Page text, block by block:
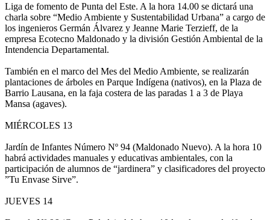
Liga de fomento de Punta del Este. A la hora 14.00 se dictará una
charla sobre “Medio Ambiente y Sustentabilidad Urbana” a cargo de
los ingenieros Germán Álvarez y Jeanne Marie Terzieff, de la
empresa Ecotecno Maldonado y la división Gestión Ambiental de la
Intendencia Departamental.
También en el marco del Mes del Medio Ambiente, se realizarán
plantaciones de árboles en Parque Indígena (nativos), en la Plaza de
Barrio Lausana, en la faja costera de las paradas 1 a 3 de Playa
Mansa (agaves).
MIÉRCOLES 13
Jardín de Infantes Número Nº 94 (Maldonado Nuevo). A la hora 10
habrá actividades manuales y educativas ambientales, con la
participación de alumnos de “jardinera” y clasificadores del proyecto
”Tu Envase Sirve”.
JUEVES 14